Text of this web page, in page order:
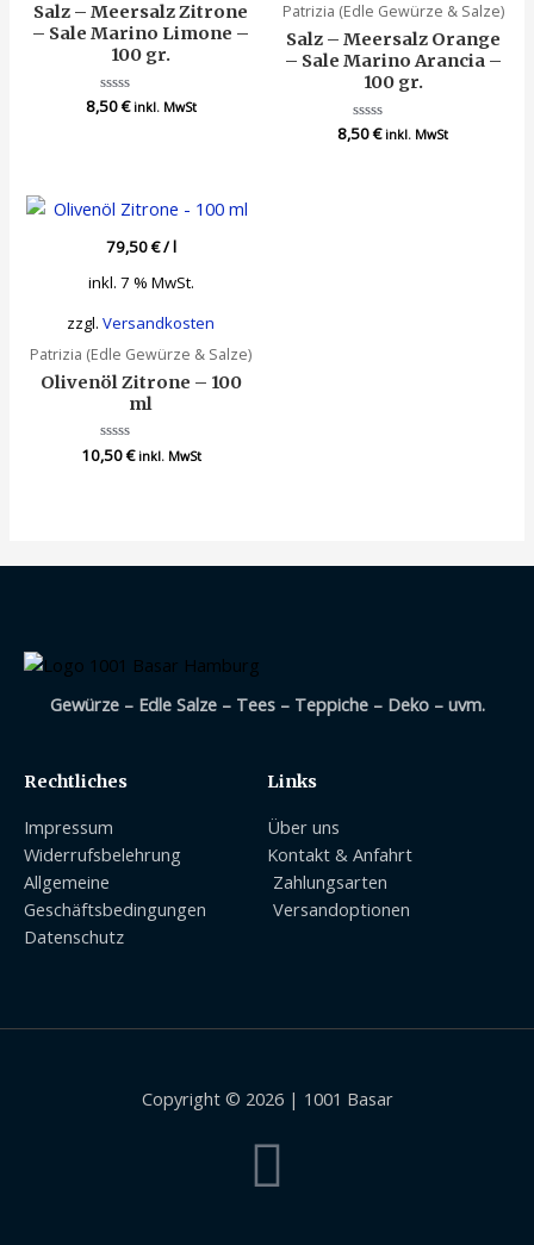
Salz – Meersalz Zitrone
– Sale Marino Limone –
100 gr.
Bewertet
8,50€ inkl. MwSt
Patrizia (Edle Gewürze & Salze)
Salz – Meersalz Orange
– Sale Marino Arancia –
100 gr.
Bewertet
8,50€ inkl. MwSt
79,50€/l
inkl. 7 % MwSt.
zzgl.Versandkosten
Patrizia (Edle Gewürze & Salze)
Olivenöl Zitrone – 100
ml
Bewertet
mit
10,50€ inkl. MwSt
Gewürze – Edle Salze – Tees – Teppiche – Deko – uvm.
Rechtliches
Impressum
Widerrufsbelehrung
Allgemeine
Geschäftsbedingungen
Datenschutz
Links
Über uns
Kontakt & Anfahrt
Zahlungsarten
Versandoptionen
Copyright © 2026 | 1001 Basar